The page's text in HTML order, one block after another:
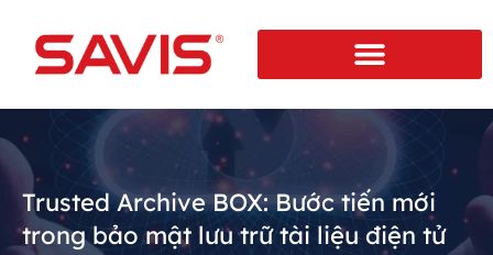
Trusted Archive BOX: Bước tiến mới
trong bảo mật lưu trữ tài liệu điện tử